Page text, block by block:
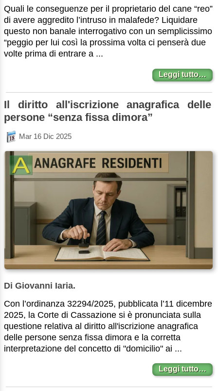
Quali le conseguenze per il proprietario del cane “reo”
di avere aggredito l’intruso in malafede? Liquidare
questo non banale interrogativo con un semplicissimo
“peggio per lui così la prossima volta ci penserà due
volte prima di entrare a ...
Leggi tutto…
Il diritto all'iscrizione anagrafica delle
persone “senza fissa dimora”
Mar 16 Dic 2025
Di Giovanni Iaria.
Con l’ordinanza 32294/2025, pubblicata l’11 dicembre
2025, la Corte di Cassazione si è pronunciata sulla
questione relativa al diritto all'iscrizione anagrafica
delle persone senza fissa dimora e la corretta
interpretazione del concetto di "domicilio" ai ...
Leggi tutto…